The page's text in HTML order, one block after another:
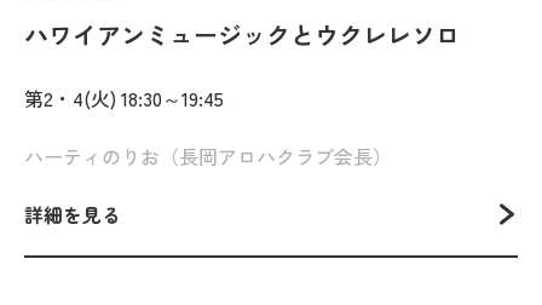
ハワイアンミュージックとウクレレソロ
第2・4(火) 18:30～19:45
ハーティのりお（長岡アロハクラブ会長）
詳細を見る